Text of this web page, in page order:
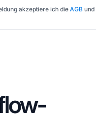
akzeptiere ich dieAGB und